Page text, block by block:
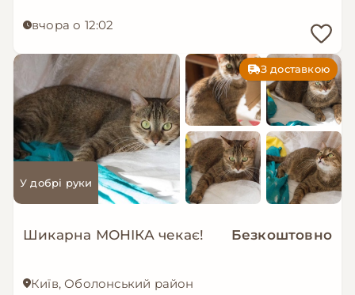
вчора о 12:02
З доставкою
У добрі руки
Шикарна МОНІКА чекає! Безкоштовно
Київ, Оболонський район